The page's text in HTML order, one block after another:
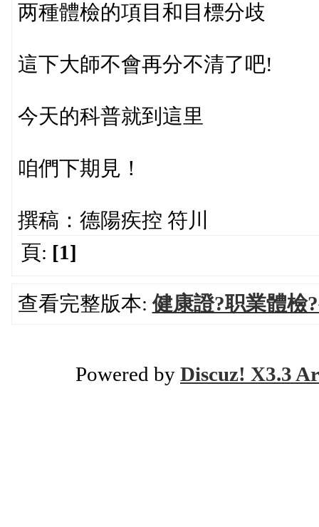
两種體檢的項目和目標分歧
這下大師不會再分不清了吧!
今天的科普就到這里
咱們下期見！
撰稿：德陽疾控 符川
頁: [1]
查看完整版本:健康證?职業體檢
Powered by Discuz! X3.3